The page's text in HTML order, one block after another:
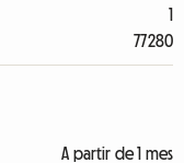
1
77280
A partir de 1 mes